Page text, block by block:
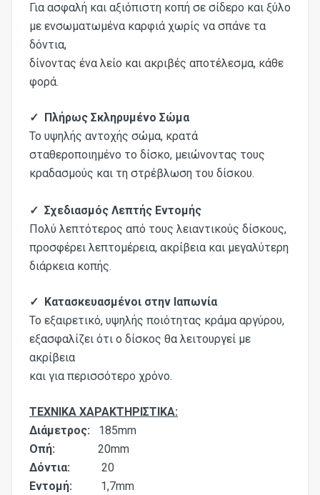
Για ασφαλή και αξιόπιστη κοπή σε σίδερο και ξύλο
με ενσωματωμένα καρφιά χωρίς να σπάνε τα
δόντια,
δίνοντας ένα λείο και ακριβές αποτέλεσμα, κάθε
φορά.
✓ Πλήρως Σκληρυμένο Σώμα
Το υψηλής αντοχής σώμα, κρατά
σταθεροποιημένο το δίσκο, μειώνοντας τους
κραδασμούς και τη στρέβλωση του δίσκου.
✓ Σχεδιασμός Λεπτής Εντομής
Πολύ λεπτότερος από τους λειαντικούς δίσκους,
προσφέρει λεπτομέρεια, ακρίβεια και μεγαλύτερη
διάρκεια κοπής.
✓ Κατασκευασμένοι στην Ιαπωνία
Το εξαιρετικό, υψηλής ποιότητας κράμα αργύρου,
εξασφαλίζει ότι ο δίσκος θα λειτουργεί με
ακρίβεια
και για περισσότερο χρόνο.
ΤΕΧΝΙΚΑ ΧΑΡΑΚΤΗΡΙΣΤΙΚΑ:
Διάμετρος: 185mm
Οπή:
20mm
Δόντια:
20
Εντομή:
1,7mm